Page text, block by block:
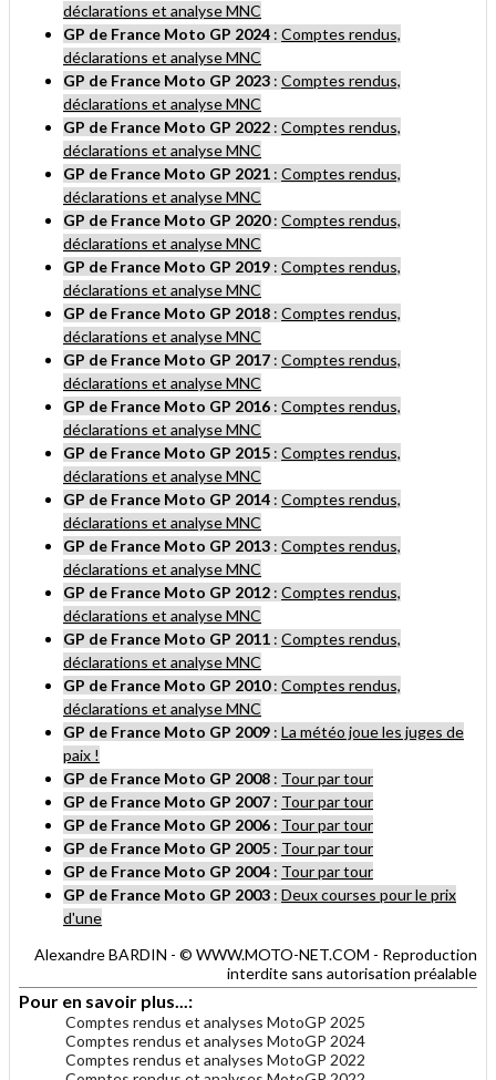
déclarations et analyse MNC
GP de France Moto GP 2024 : Comptes rendus,
déclarations et analyse MNC
GP de France Moto GP 2023 : Comptes rendus,
déclarations et analyse MNC
GP de France Moto GP 2022 : Comptes rendus,
déclarations et analyse MNC
GP de France Moto GP 2021 : Comptes rendus,
déclarations et analyse MNC
GP de France Moto GP 2020: Comptes rendus,
déclarations et analyse MNC
GP de France Moto GP 2019 : Comptes rendus,
déclarations et analyse MNC
GP de France Moto GP 2018 : Comptes rendus,
déclarations et analyse MNC
GP de France Moto GP 2017 : Comptes rendus,
déclarations et analyse MNC
GP de France Moto GP 2016 : Comptes rendus,
déclarations et analyse MNC
GP de France Moto GP 2015 : Comptes rendus,
déclarations et analyse MNC
GP de France Moto GP 2014 : Comptes rendus,
déclarations et analyse MNC
GP de France Moto GP 2013 : Comptes rendus,
déclarations et analyse MNC
GP de France Moto GP 2012 : Comptes rendus,
déclarations et analyse MNC
GP de France Moto GP 2011 : Comptes rendus,
déclarations et analyse MNC
GP de France Moto GP 2010: Comptes rendus,
déclarations et analyse MNC
GP de France Moto GP 2009 : La météo joue les juges de
paix !
GP de France Moto GP 2008 : Tour par tour
GP de France Moto GP 2007 : Tour par tour
GP de France Moto GP 2006 : Tour par tour
GP de France Moto GP 2005 : Tour par tour
GP de France Moto GP 2004 : Tour par tour
GP de France Moto GP 2003 : Deux courses pour le prix
d'une
Alexandre BARDIN - © WWW.MOTO-NET.COM - Reproduction
interdite sans autorisation préalable
Pour en savoir plus...:
Comptes rendus et analyses MotoGP 2025
Comptes rendus et analyses MotoGP 2024
Comptes rendus et analyses MotoGP 2022